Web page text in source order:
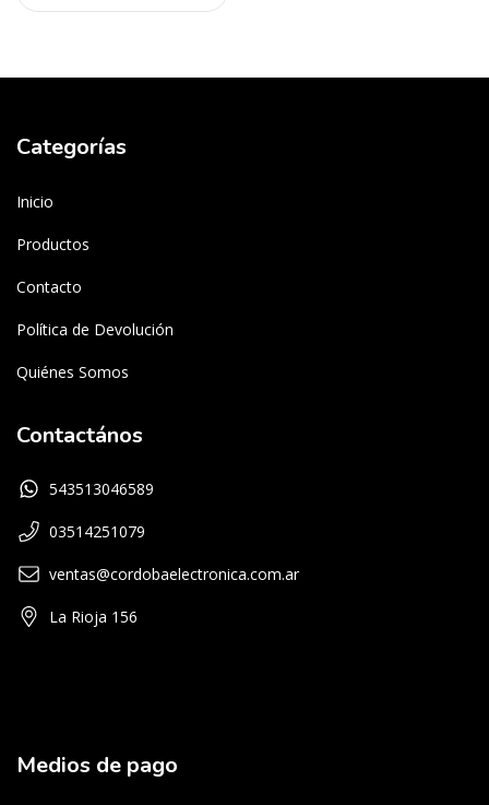
Categorías
Inicio
Productos
Contacto
Política de Devolución
Quiénes Somos
Contactános
543513046589
03514251079
ventas@cordobaelectronica.com.ar
La Rioja 156
Medios de pago